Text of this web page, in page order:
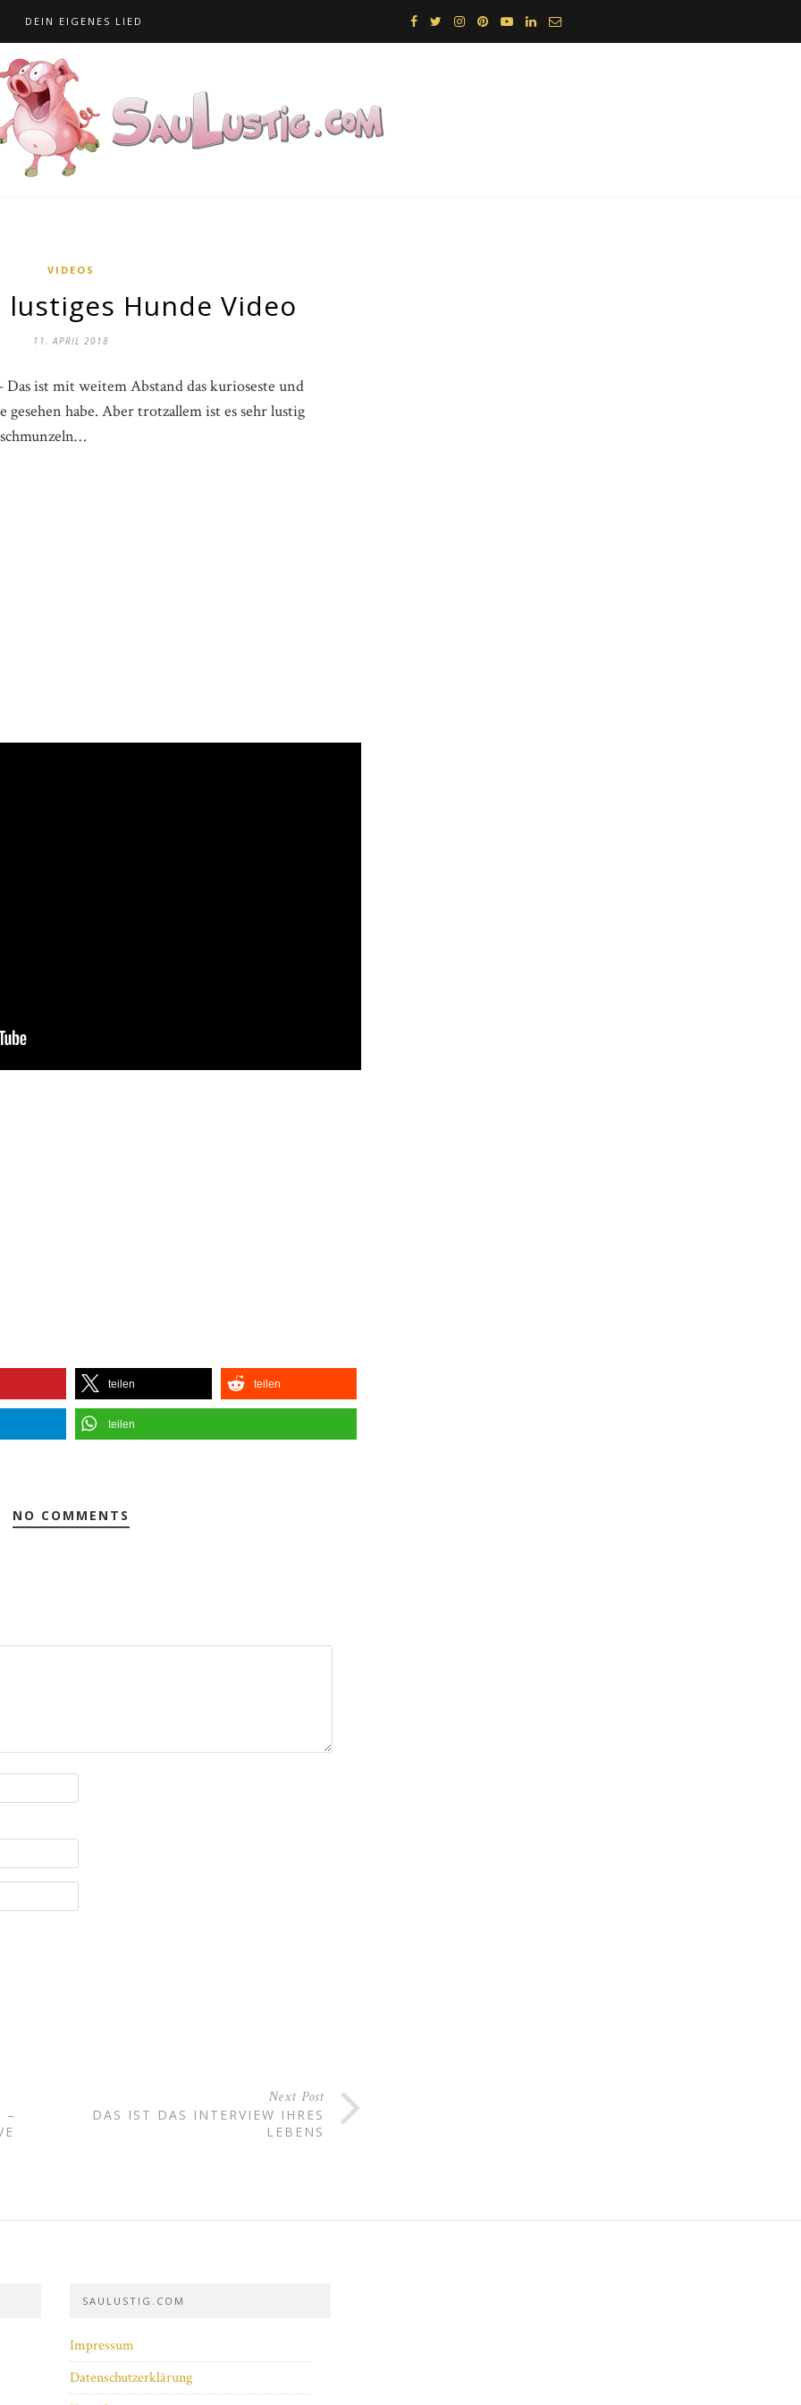
DEIN EIGENES LIED
VIDEOS
lustiges Hunde Video
11. APRIL 2018
ist mit weitem Abstand das kurioseste und
habe. Aber trotzallem ist es sehr lustig
teilen teilen
teilen
NO COMMENTS
–
Next Post
DAS IST DAS INTERVIEW IHRES
LEBENS
SAULUSTIG.COM
Impressum
Datenschutzerklärung